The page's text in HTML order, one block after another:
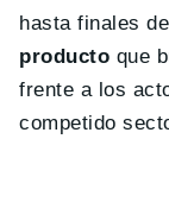
hasta finales
producto que
frente a los
competido